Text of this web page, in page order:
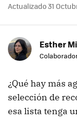
Actualizado 31
Esther
¿Qué hay más
selección de
esa lista tenga